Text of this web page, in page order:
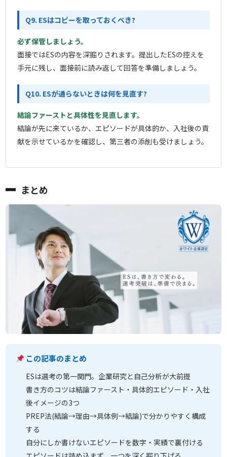
Q9. ESはコピーを取っておくべき?
必ず保管しましょう。
面接ではESの内容を深掘りされます。提出したESの控えを
手元に残し、面接前に読み返して回答を準備しましょう。
Q10. ESが通らないときは何を見直す?
結論ファーストと具体性を見直します。
結論が先に来ているか、エピソードが具体的か、入社後の貢
献を示せているかを確認し、第三者の添削も受けましょう。
まとめ
この記事のまとめ
ESは選考の第一関門。企業研究と自己分析が大前提
書き方のコツは結論ファースト・具体的エピソード・入社
後イメージの3つ
PREP法(結論→理由→具体例→結論)で分かりやすく構成
する
自分にしか書けないエピソードを数字・実績で裏付ける